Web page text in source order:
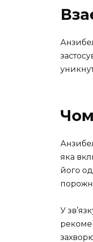
яка
його
У